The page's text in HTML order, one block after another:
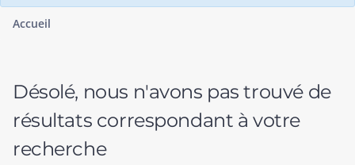
Accueil
Désolé, nous n'avons pas trouvé de
résultats correspondant à votre
recherche